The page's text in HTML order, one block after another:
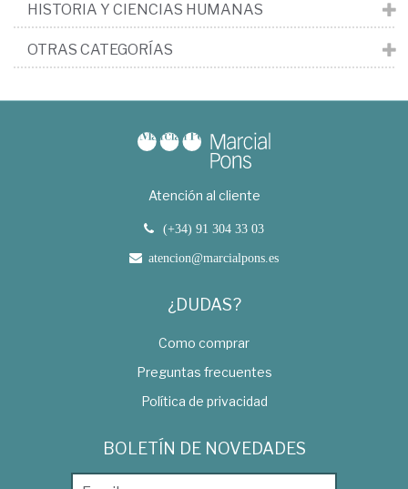
HISTORIA Y CIENCIAS HUMANAS
OTRAS CATEGORÍAS
Atención al cliente
(+34) 91 304 33 03
atencion@marcialpons.es
¿DUDAS?
Como comprar
Preguntas frecuentes
Política de privacidad
BOLETÍN DE NOVEDADES